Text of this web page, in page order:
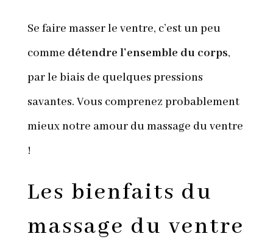
Se faire masser le ventre, c’est un peu
comme détendre l’ensemble du corps,
par le biais de quelques pressions
savantes. Vous comprenez probablement
mieux notre amour du massage du ventre
!
Les bienfaits du
massage du ventre